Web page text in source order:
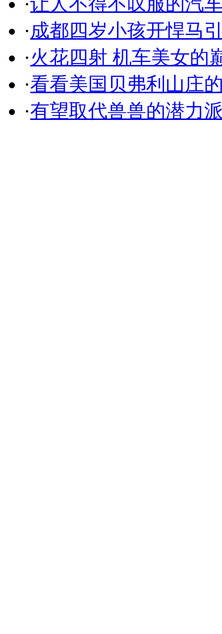
·成都四岁小孩开悍马
·火花四射 机车美女的
·看看美国贝弗利山庄
·有望取代兽兽的潜力